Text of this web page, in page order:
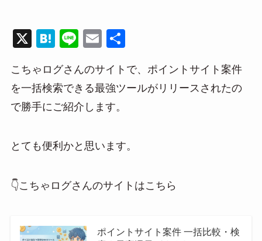
X
H
e
n
a
Li
e
E
ail
こちゃログさんのサイトで、ポイントサイト案件
を一括検索できる最強ツールがリリースされたの
で勝手にご紹介します。
とても便利かと思います。
👇こちゃログさんのサイトはこちら
ポイントサイト案件 一括比較・検